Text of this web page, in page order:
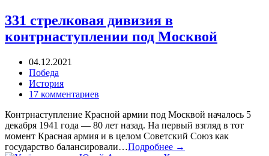
331 стрелковая дивизия в
контрнаступлении под Москвой
04.12.2021
Победа
История
17 комментариев
Контрнаступление Красной армии под Москвой началось 5
декабря 1941 года — 80 лет назад. На первый взгляд в тот
момент Красная армия и в целом Советский Союз как
государство балансировали…Подробнее →